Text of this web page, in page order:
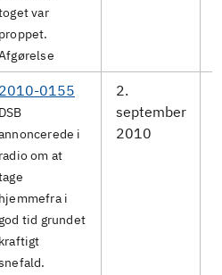
var
proppet.
2010-0155
DSB
i
radio om at
hjemmefra i
god tid grundet
kraftigt
2.
september
2010